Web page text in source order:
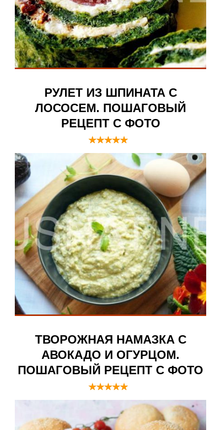
РУЛЕТ ИЗ ШПИНАТА С
ЛОСОСЕМ. ПОШАГОВЫЙ
РЕЦЕПТ С ФОТО
ТВОРОЖНАЯ НАМАЗКА С
АВОКАДО И ОГУРЦОМ.
ПОШАГОВЫЙ РЕЦЕПТ С ФОТО